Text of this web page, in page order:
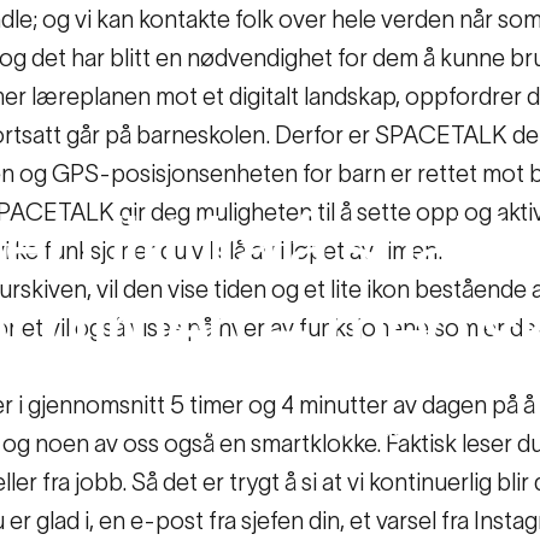
dittfraå
itimen–med
i romrommet i timen – med skolemodus
og vi kan kontakte folk over hele verden når
det har blitt en nødvendighet for dem å kunne
læreplanen mot et digitalt landskap, oppfordrer
går på barneskolen. Derfor er SPACETALK
GPS-posisjonsenheten for barn er rettet mot
gir deg muligheten til å sette opp og
funksjoner du vil slå av i løpet av timen.
vil den vise tiden og et lite ikon bestående
vil også vises på hver av funksjonene som er
i gjennomsnitt 5 timer og 4 minutter av dagen på
noen av oss også en smartklokke. Faktisk leser
fra jobb. Så det er trygt å si at vi kontinuerlig blir
er glad i, en e-post fra sjefen din, et varsel fra